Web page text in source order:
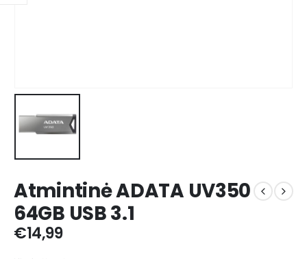
Atmintinė ADATA UV350
64GB USB 3.1
€14,99